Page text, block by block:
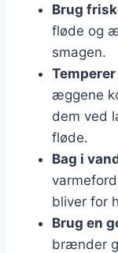
Brug
fløde og
smagen.
æggene
dem ved
fløde.
Bag i
bliver for
Brug en
brænder